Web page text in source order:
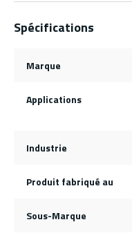
Spécifications
Marque
Applications
Industrie
Produit fabriqué au
Sous-Marque